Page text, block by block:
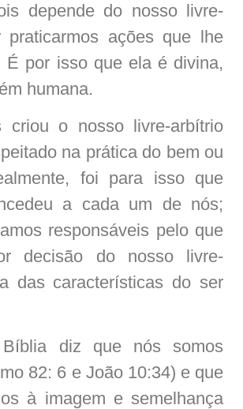
depende do nosso livre-
praticarmos ações que lhe
É por isso que ela é divina,
humana.
criou o nosso livre-arbítrio
na prática do bem ou
foi para isso que
a cada um de nós;
responsáveis pelo que
decisão do nosso livre-
das características do ser
diz que nós somos
82: 6 e João 10:34) e que
à imagem e semelhança